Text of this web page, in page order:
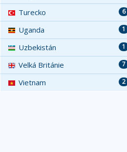
6
Turecko
1
Uganda
1
Uzbekistán
7
Velká Británie
2
Vietnam